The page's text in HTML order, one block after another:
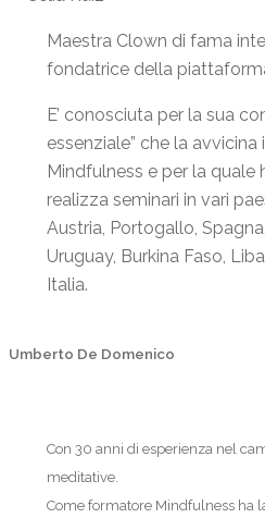
Maestra Clown di fama
fondatrice della
E’ conosciuta per la sua
essenziale” che la
Mindfulness e per la quale
realizza seminari in vari
Austria, Portogallo,
Uruguay, Burkina Faso,
Italia.
Umberto De Domenico
Con 30 anni di esperienza nel
meditative.
Come formatore Mindfulness ha